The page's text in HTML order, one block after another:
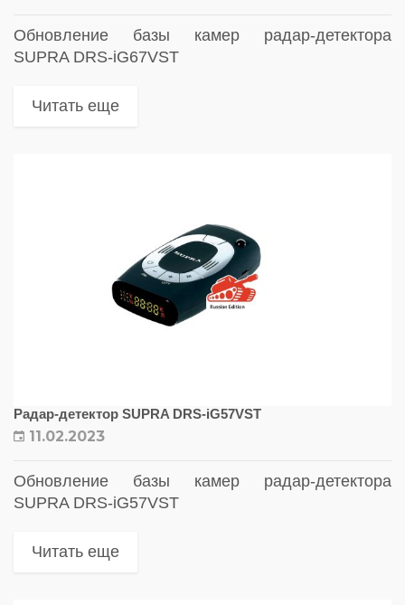
Обновление базы камер радар-детектора
SUPRA DRS-iG67VST
Читать еще
Радар-детектор SUPRA DRS-iG57VST
11.02.2023
Обновление базы камер радар-детектора
SUPRA DRS-iG57VST
Читать еще